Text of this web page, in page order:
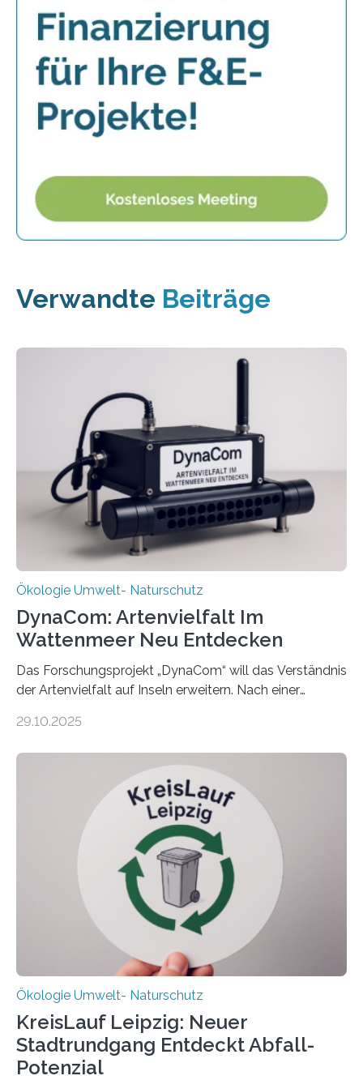
Verwandte Beiträge
Ökologie Umwelt- Naturschutz
DynaCom: Artenvielfalt Im
Wattenmeer Neu Entdecken
Das Forschungsprojekt „DynaCom“ will das Verständnis
der Artenvielfalt auf Inseln erweitern. Nach einer
Beobachtungen im Wattenmeer ist nun eine große
Oldenburg befassen sich insbesondere damit, wie ein
Ökosystem gedeiht – und wie sich dieser Prozess
verlässlich prognostizieren lässt. Grünes Licht für
„DynaCom“: Die Deutsche Forschungsgemeinschaft
(DFG) fördert das Anfang 2019 gestartete
Forschungsprojekt an der Universität Oldenburg für
zwei weitere Jahre mit rund 1,2 Millionen Euro. „Wir
freuen uns sehr über…
29.10.2025
Ökologie Umwelt- Naturschutz
KreisLauf Leipzig: Neuer
Stadtrundgang Entdeckt Abfall-
Potenzial